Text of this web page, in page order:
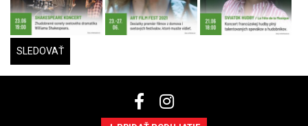
SLEDOVAŤ